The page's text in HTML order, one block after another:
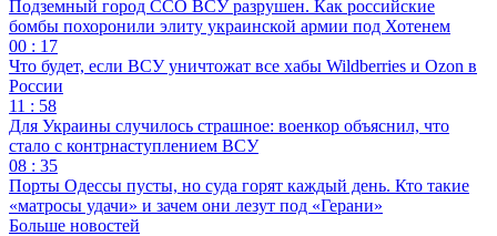
Подземный город ССО ВСУ разрушен. Как российские
бомбы похоронили элиту украинской армии под Хотенем
00 : 17
Что будет, если ВСУ уничтожат все хабы Wildberries и Ozon в
России
11 : 58
Для Украины случилось страшное: военкор объяснил, что
стало с контрнаступлением ВСУ
08 : 35
Порты Одессы пусты, но суда горят каждый день. Кто такие
«матросы удачи» и зачем они лезут под «Герани»
Больше новостей